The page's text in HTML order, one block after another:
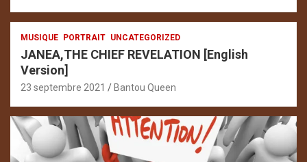
MUSIQUE PORTRAIT UNCATEGORIZED
JANEA,THE CHIEF REVELATION [English
Version]
23 septembre 2021 Bantou Queen